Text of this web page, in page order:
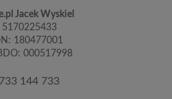
Jacek Wyskiel
5170225433
180477001
000517998
733 144 733